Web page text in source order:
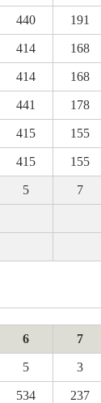
440 191
414 168
414 168
441 178
415 155
415 155
5 7
6 7
5 3
534 237